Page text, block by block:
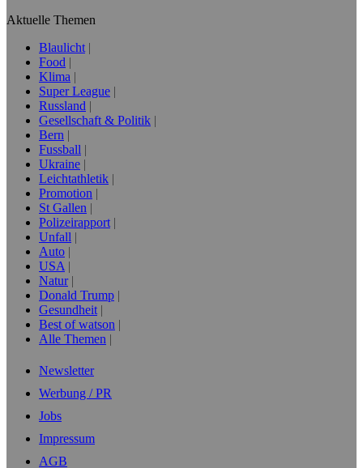
Aktuelle Themen
Blaulicht
Food
Klima
Super League
Russland
Gesellschaft & Politik
Bern
Fussball
Ukraine
Leichtathletik
Promotion
St Gallen
Polizeirapport
Unfall
Auto
USA
Natur
Donald Trump
Gesundheit
Best of watson
Alle Themen
Newsletter
Werbung / PR
Jobs
Impressum
AGB